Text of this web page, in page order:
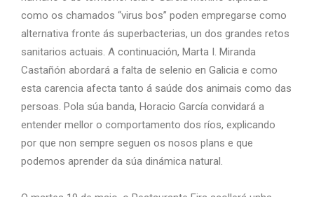
como os chamados “virus bos” poden empregarse como
alternativa fronte ás superbacterias, un dos grandes retos
sanitarios actuais. A continuación, Marta I. Miranda
Castañón abordará a falta de selenio en Galicia e como
esta carencia afecta tanto á saúde dos animais como das
persoas. Pola súa banda, Horacio García convidará a
entender mellor o comportamento dos ríos, explicando
por que non sempre seguen os nosos plans e que
podemos aprender da súa dinámica natural.